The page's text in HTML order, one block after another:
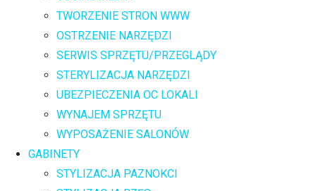
TWORZENIE STRON WWW
OSTRZENIE NARZĘDZI
SERWIS SPRZĘTU/PRZEGLĄDY
STERYLIZACJA NARZĘDZI
UBEZPIECZENIA OC LOKALI
WYNAJEM SPRZĘTU
WYPOSAŻENIE SALONÓW
GABINETY
STYLIZACJA PAZNOKCI